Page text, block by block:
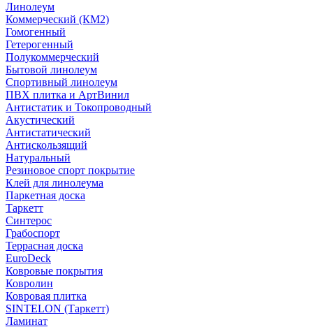
Линолеум
Коммерческий (КМ2)
Гомогенный
Гетерогенный
Полукоммерческий
Бытовой линолеум
Спортивный линолеум
ПВХ плитка и АртВинил
Антистатик и Токопроводный
Акустический
Антистатический
Антискользящий
Натуральный
Резиновое спорт покрытие
Клей для линолеума
Паркетная доска
Таркетт
Синтерос
Грабоспорт
Террасная доска
EuroDeck
Ковровые покрытия
Ковролин
Ковровая плитка
SINTELON (Таркетт)
Ламинат